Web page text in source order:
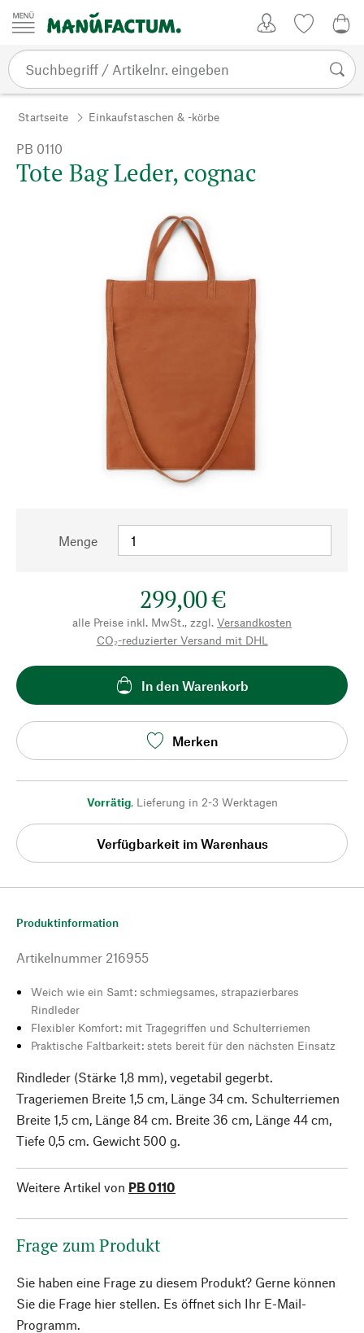
Zum Inhalt springen
Startseite Einkaufstaschen & -körbe
PB 0110
Tote Bag Leder, cognac
Menge
299,00 €
alle Preise inkl. MwSt., zzgl. Versandkosten
CO₂-reduzierter Versand mit DHL
In den Warenkorb
Merken
Vorrätig, Lieferung in 2-3 Werktagen
Verfügbarkeit im Warenhaus
Produktinformation
Artikelnummer 216955
Weich wie ein Samt: schmiegsames, strapazierbares
Rindleder
Flexibler Komfort: mit Tragegriffen und Schulterriemen
Praktische Faltbarkeit: stets bereit für den nächsten Einsatz
Rindleder (Stärke 1,8 mm), vegetabil gegerbt.
Trageriemen Breite 1,5 cm, Länge 34 cm. Schulterriemen
Breite 1,5 cm, Länge 84 cm. Breite 36 cm, Länge 44 cm,
Tiefe 0,5 cm. Gewicht 500 g.
Weitere Artikel von PB 0110
Frage zum Produkt
Sie haben eine Frage zu diesem Produkt? Gerne können
Sie die Frage hier stellen. Es öffnet sich Ihr E-Mail-
Programm.